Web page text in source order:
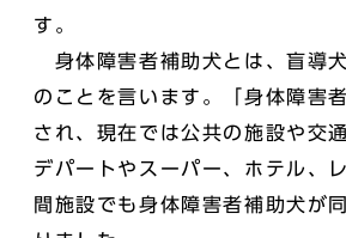
す。
身体障害者補助犬とは、盲導
のことを言います。「身体障害
され、現在では公共の施設や交
デパートやスーパー、ホテル、
間施設でも身体障害者補助犬が